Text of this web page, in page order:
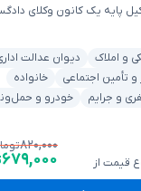
پایه یک کانون وکلای
و املاک
دیوان عدالت
و تأمین اجتماعی
خانواده
و جرایم
خودرو و
قیمت از
۸۲۰,۰۰۰
۶۷۹,۰۰۰